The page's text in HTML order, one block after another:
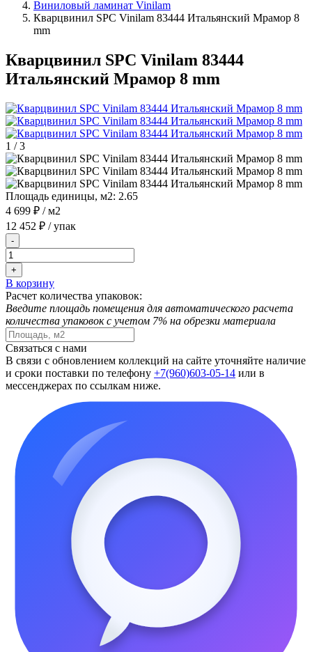
Виниловый ламинат Vinilam
Кварцвинил SPC Vinilam 83444 Итальянский Мрамор 8
mm
Кварцвинил SPC Vinilam 83444
Итальянский Мрамор 8 mm
1 /3
Площадь единицы, м2: 2.65
4 699 ₽ / м2
12 452 ₽ / упак
-
+
В корзину
Расчет количества упаковок:
Введите площадь помещения для автоматического расчета
количества упаковок с учетом 7% на обрезки материала
Связаться с нами
В связи с обновлением коллекций на сайте уточняйте наличие
и сроки поставки по телефону +7(960)603-05-14 или в
мессенджерах по ссылкам ниже.